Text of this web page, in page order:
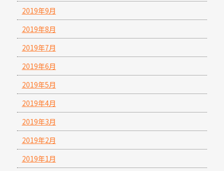
2019年9月
2019年8月
2019年7月
2019年6月
2019年5月
2019年4月
2019年3月
2019年2月
2019年1月